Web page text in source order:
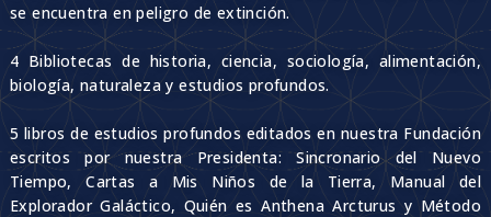
se encuentra en peligro de extinción.
4 Bibliotecas de historia, ciencia, sociología, alimentación,
biología, naturaleza y estudios profundos.
5 libros de estudios profundos editados en nuestra Fundación
escritos por nuestra Presidenta: Sincronario del Nuevo
Tiempo, Cartas a Mis Niños de la Tierra, Manual del
Explorador Galáctico, Quién es Anthena Arcturus y Método